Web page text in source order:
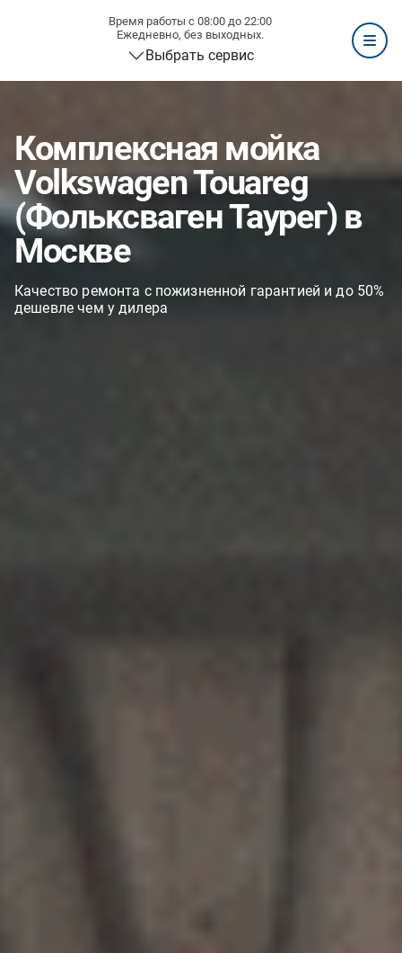
Время работы с 08:00 до 22:00
Ежедневно, без выходных.
Выбрать сервис
Комплексная мойка
Volkswagen Touareg
(Фольксваген Таурег) в
Москве
Качество ремонта с пожизненной гарантией и до 50%
дешевле чем у дилера